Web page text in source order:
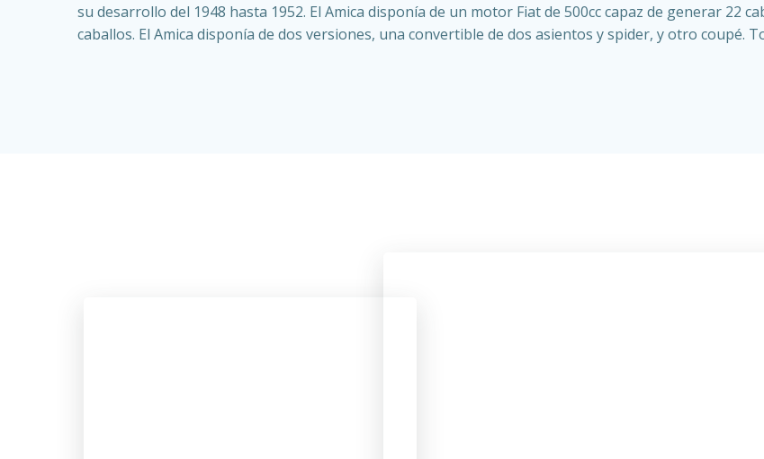
su desarrollo del 1948 hasta 1952. El Amica disponía de un motor Fiat de 500cc capaz de generar 22
caballos. El Amica disponía de dos versiones, una convertible de dos asientos y spider, y otro coupé.